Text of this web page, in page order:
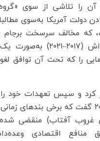
و آن را تلاشی از سوی
دولت آمریکا به‌سوی
که مخالف سرسخت برجام
اول ریاست‌جمهوری‌اش
را که تحت آن توافق
کرد و سپس تعهدات خود
عراقچی در اوت ۲۰۲۴ گفت که برخی بندهای
غروب آفتاب) منقضی
منافع اقتصادی